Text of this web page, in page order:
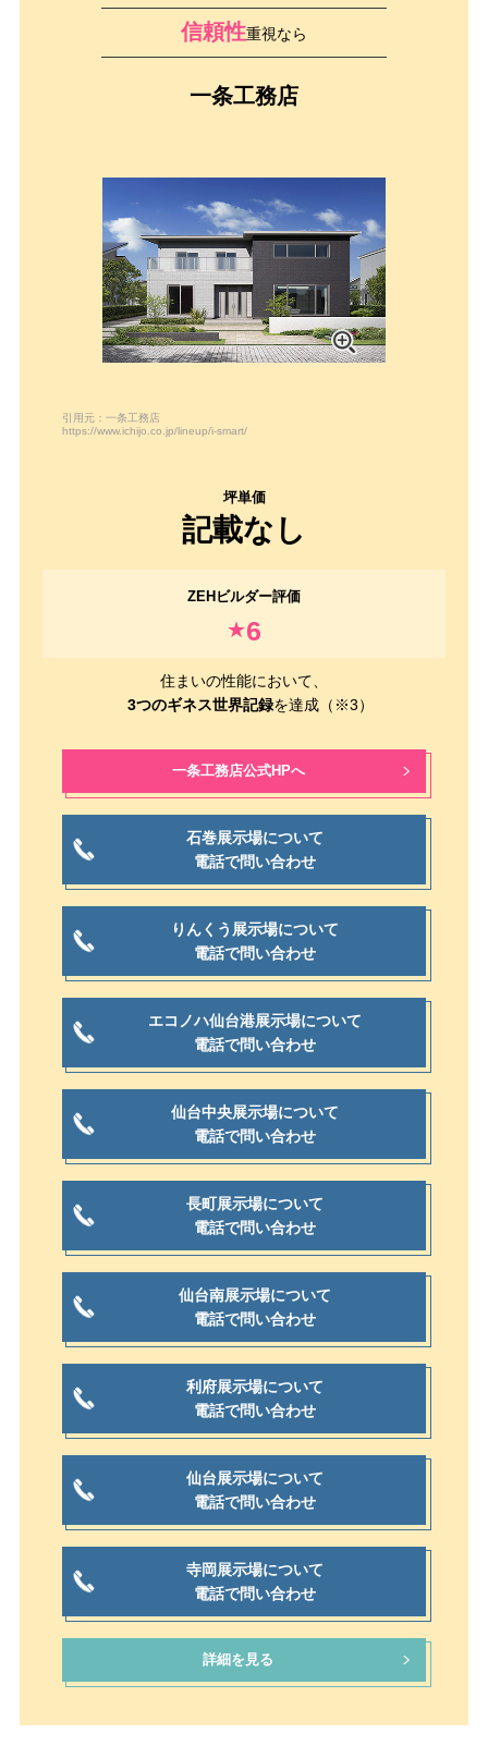
信頼性重視なら
一条工務店
引用元：一条工務店
https://www.ichijo.co.jp/lineup/i-smart/
記載なし
★6
住まいの性能において、
3つのギネス世界記録を達成（※3）
一条工務店公式HPへ
石巻展示場について
電話で問い合わせ
りんくう展示場について
電話で問い合わせ
エコノハ仙台港展示場について
電話で問い合わせ
仙台中央展示場について
電話で問い合わせ
長町展示場について
電話で問い合わせ
仙台南展示場について
電話で問い合わせ
利府展示場について
電話で問い合わせ
仙台展示場について
電話で問い合わせ
寺岡展示場について
電話で問い合わせ
詳細を見る